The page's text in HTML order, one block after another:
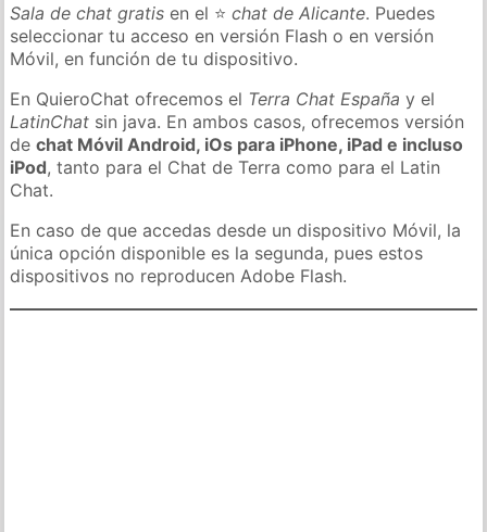
Sala de chat gratis en el ⭐chat de Alicante. Puedes
seleccionar tu acceso en versión Flash o en versión
Móvil, en función de tu dispositivo.
En QuieroChat ofrecemos el Terra Chat España y el
LatinChat sin java. En ambos casos, ofrecemos versión
dechat Móvil Android, iOs para iPhone, iPad e incluso
iPod, tanto para el Chat de Terra como para el Latin
Chat.
En caso de que accedas desde un dispositivo Móvil, la
única opción disponible es la segunda, pues estos
dispositivos no reproducen Adobe Flash.